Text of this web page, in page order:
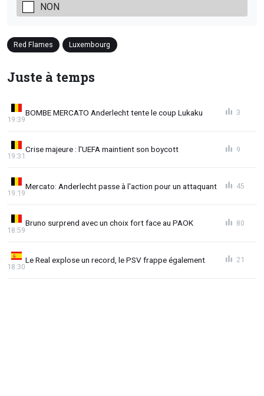
NON
Red Flames Luxembourg
Juste à temps
BOMBE MERCATO Anderlecht tente le coup Lukaku
19:39
3
Crise majeure : l'UEFA maintient son boycott
19:31
9
Mercato: Anderlecht passe à l'action pour un attaquant
19:19
45
Bruno surprend avec un choix fort face au PAOK
18:59
80
Le Real explose un record, le PSV frappe également
18:30
21